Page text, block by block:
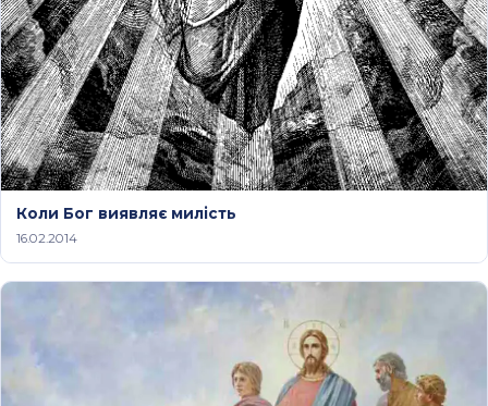
Коли Бог виявляє милість
16.02.2014